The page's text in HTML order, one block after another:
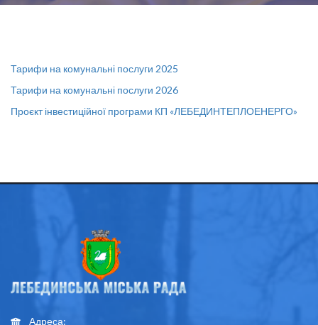
Тарифи на комунальні послуги 2025
Тарифи на комунальні послуги 2026
Проєкт інвестиційної програми КП «ЛЕБЕДИНТЕПЛОЕНЕРГО»
Адреса: